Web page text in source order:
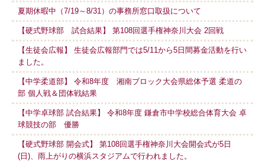
夏期休暇中（7/19～8/31）の事務所窓口取扱について
【硬式野球部 試合結果】 第108回選手権神奈川大会 2回戦
【生徒会広報】 生徒会広報部門では5/11から5日間募金活動を行い
ました。
【中学柔道部】 令和8年度 湘南ブロック大会県総体予選 柔道の
部 個人戦＆団体戦結果
【中学卓球部 試合結果】 令和8年度 鎌倉市中学校総合体育大会 卓
球競技の部 優勝
【硬式野球部 開会式】 第108回選手権神奈川大会開会式が5日
(日)、雨上がりの横浜スタジアムで行われました。